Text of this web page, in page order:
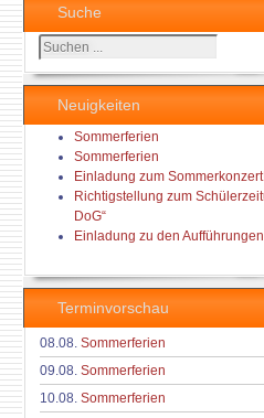
Suche
Suchen
...
Neuigkeiten
Sommerferien
Sommerferien
Einladung zum
Richtigstellung zum
DoG“
Einladung zu den
Terminvorschau
08.08. Sommerferien
09.08. Sommerferien
10.08. Sommerferien